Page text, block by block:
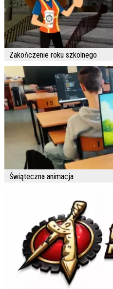
Zakończenie roku szkolnego
Świąteczna animacja